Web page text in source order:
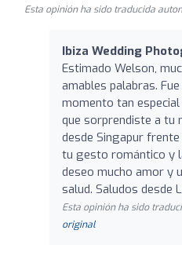
Esta opinión ha sido traducida
Ibiza Wedding
Estimado Welson,
amables palabras.
momento tan
que sorprendiste a tu
desde Singapur
tu gesto romántico y
deseo mucho amor y
salud. Saludos desde
Esta opinión ha sido
original